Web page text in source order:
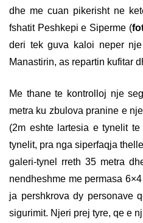
dhe me cuan pikerisht ne
fshatit Peshkepi e Siperme (
deri tek guva kaloi neper
Manastirin, as repartin kufitar
Me thane te kontrolloj nje
metra ku zbulova pranine e
(2m eshte lartesia e tynelit
tynelit, pra nga siperfaqja
galeri-tynel rreth 35 metra
nendheshme me permasa
ja pershkrova dy personave
sigurimit. Njeri prej tyre, qe e